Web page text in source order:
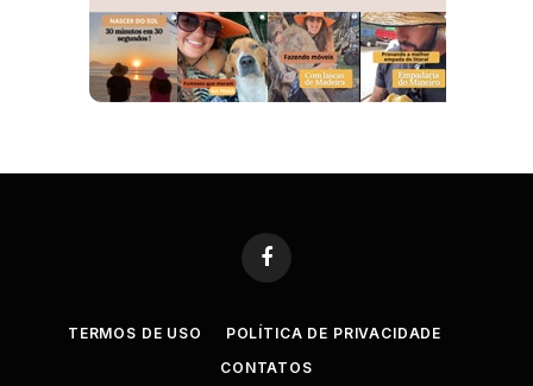
Facebook
TERMOS DE USO
POLÍTICA DE PRIVACIDADE
CONTATOS